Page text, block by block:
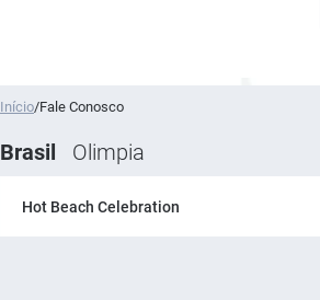
Início/Fale Conosco
Brasil Olimpia
Hot Beach Celebration